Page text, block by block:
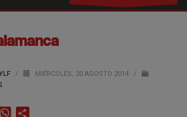
/ MIÉRCOLES, 20 AGOSTO 2014
/
WhatsApp